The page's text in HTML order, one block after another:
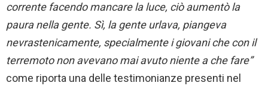
corrente facendo mancare la luce, ciò aumentò la
paura nella gente. Sì, la gente urlava, piangeva
nevrastenicamente, specialmente i giovani che con il
terremoto non avevano mai avuto niente a che fare”
come riporta una delle testimonianze presenti nel